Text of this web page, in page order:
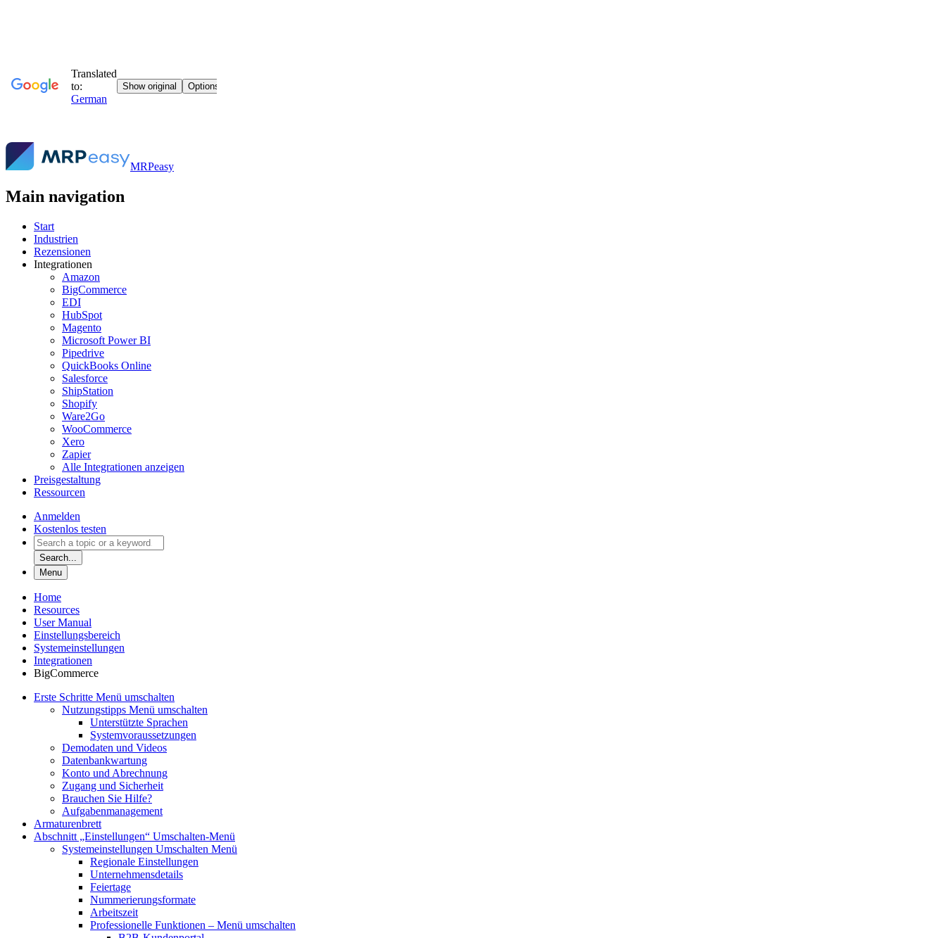
MRPeasy
Main navigation
Start
Industrien
Rezensionen
Integrationen
Amazon
BigCommerce
EDI
HubSpot
Magento
Microsoft Power BI
Pipedrive
QuickBooks Online
Salesforce
ShipStation
Shopify
Ware2Go
WooCommerce
Xero
Zapier
Alle Integrationen anzeigen
Preisgestaltung
Ressourcen
Anmelden
Kostenlos testen
Search...
Menu
Home
Resources
User Manual
Einstellungsbereich
Systemeinstellungen
Integrationen
BigCommerce
Erste Schritte Menü umschalten
Nutzungstipps Menü umschalten
Unterstützte Sprachen
Systemvoraussetzungen
Demodaten und Videos
Datenbankwartung
Konto und Abrechnung
Zugang und Sicherheit
Brauchen Sie Hilfe?
Aufgabenmanagement
Armaturenbrett
Abschnitt „Einstellungen“ Umschalten-Menü
Systemeinstellungen Umschalten Menü
Regionale Einstellungen
Unternehmensdetails
Feiertage
Nummerierungsformate
Arbeitszeit
Professionelle Funktionen – Menü umschalten